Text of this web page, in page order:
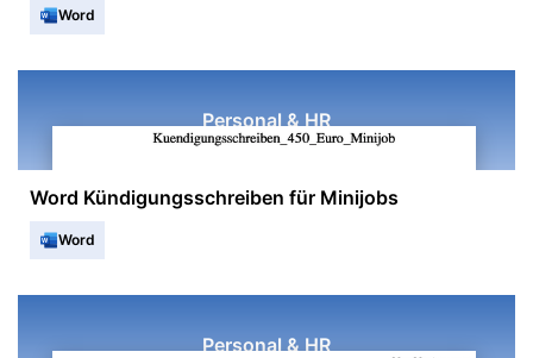
Word
Personal & HR
Word Kündigungsschreiben für Minijobs
Word
Personal & HR